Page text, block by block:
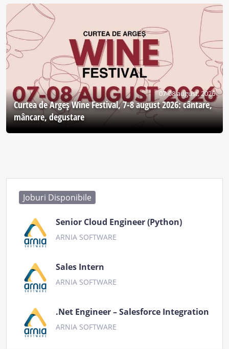
07-08 august, 2026
Curtea de Argeş Wine Festival, 7-8 august 2026: cântare,
mâncare, degustare
Joburi Disponibile
Senior Cloud Engineer (Python)
ARNIA SOFTWARE
Sales Intern
ARNIA SOFTWARE
.Net Engineer – Salesforce Integration
ARNIA SOFTWARE